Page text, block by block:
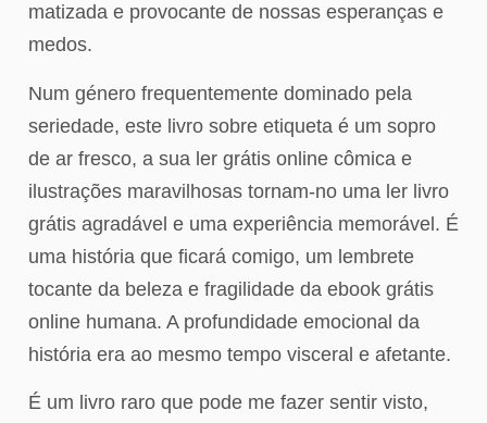
matizada e provocante de nossas esperanças e
medos.
Num género frequentemente dominado pela
seriedade, este livro sobre etiqueta é um sopro
de ar fresco, a sua ler grátis online cômica e
ilustrações maravilhosas tornam-no uma ler livro
grátis agradável e uma experiência memorável. É
uma história que ficará comigo, um lembrete
tocante da beleza e fragilidade da ebook grátis
online humana. A profundidade emocional da
história era ao mesmo tempo visceral e afetante.
É um livro raro que pode me fazer sentir visto,